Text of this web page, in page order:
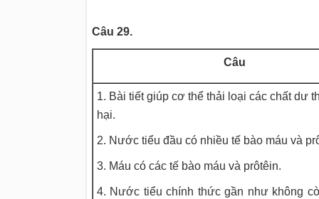
Câu 29.
Câu
1. Bài tiết giúp cơ thể thải loại các chất dư
hại.
2. Nước tiểu đầu có nhiều tế bào máu và
3. Máu có các tế bào máu và prôtêin.
4. Nước tiểu chính thức gần như không